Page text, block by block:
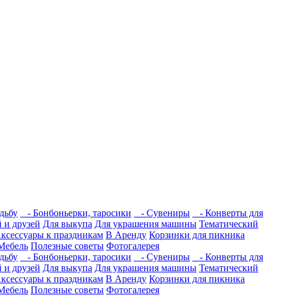
- Бонбоньерки, таросики - Сувениры
- Конверты для
и друзей Для выкупа Для украшения машины Тематический
к праздникам В Аренду Корзинки для пикника
Полезные советы Фотогалерея
- Бонбоньерки, таросики - Сувениры
- Конверты для
и друзей Для выкупа Для украшения машины Тематический
к праздникам В Аренду Корзинки для пикника
Полезные советы Фотогалерея